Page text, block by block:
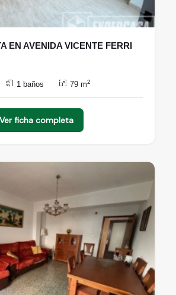
EN AVENIDA VICENTE FERRI
1 baños 79 m2
Ver ficha completa